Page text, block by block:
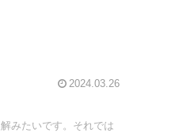
2024.03.26
みたいです。それでは